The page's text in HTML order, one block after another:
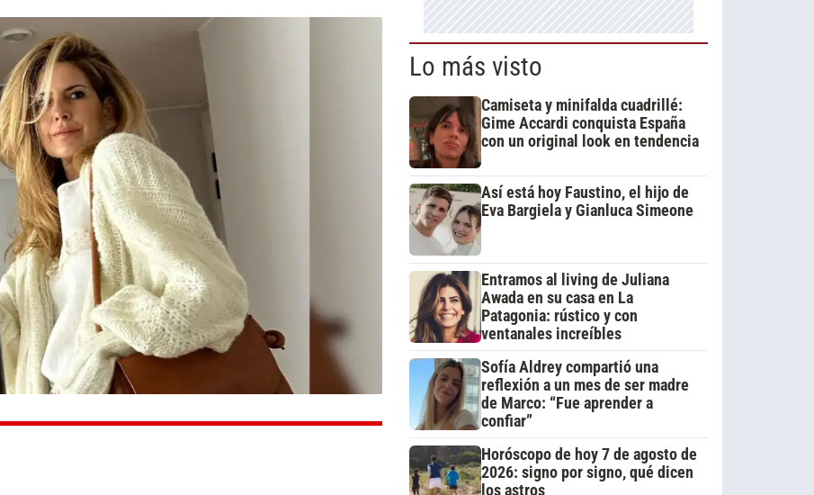
Lo más visto
Camiseta y minifalda cuadrillé:
Gime Accardi conquista España
con un original look en tendencia
Así está hoy Faustino, el hijo de
Eva Bargiela y Gianluca Simeone
Entramos al living de Juliana
Awada en su casa en La
Patagonia: rústico y con
ventanales increíbles
Sofía Aldrey compartió una
reflexión a un mes de ser madre
de Marco: “Fue aprender a
confiar”
Horóscopo de hoy 7 de agosto de
2026: signo por signo, qué dicen
los astros